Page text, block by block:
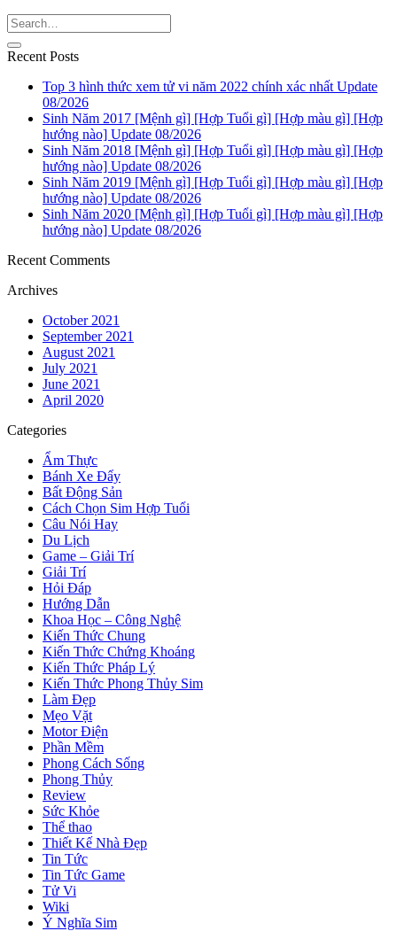
Recent Posts
Top 3 hình thức xem tử vi năm 2022 chính xác nhất Update
08/2026
Sinh Năm 2017 [Mệnh gì] [Hợp Tuổi gì] [Hợp màu gì] [Hợp
hướng nào] Update 08/2026
Sinh Năm 2018 [Mệnh gì] [Hợp Tuổi gì] [Hợp màu gì] [Hợp
hướng nào] Update 08/2026
Sinh Năm 2019 [Mệnh gì] [Hợp Tuổi gì] [Hợp màu gì] [Hợp
hướng nào] Update 08/2026
Sinh Năm 2020 [Mệnh gì] [Hợp Tuổi gì] [Hợp màu gì] [Hợp
hướng nào] Update 08/2026
Recent Comments
Archives
October 2021
September 2021
August 2021
July 2021
June 2021
April 2020
Categories
Ẩm Thực
Bánh Xe Đẩy
Bất Động Sản
Cách Chọn Sim Hợp Tuổi
Câu Nói Hay
Du Lịch
Game – Giải Trí
Giải Trí
Hỏi Đáp
Hướng Dẫn
Khoa Học – Công Nghệ
Kiến Thức Chung
Kiến Thức Chứng Khoáng
Kiến Thức Pháp Lý
Kiến Thức Phong Thủy Sim
Làm Đẹp
Mẹo Vặt
Motor Điện
Phần Mềm
Phong Cách Sống
Phong Thủy
Review
Sức Khỏe
Thể thao
Thiết Kế Nhà Đẹp
Tin Tức
Tin Tức Game
Tử Vi
Wiki
Ý Nghĩa Sim